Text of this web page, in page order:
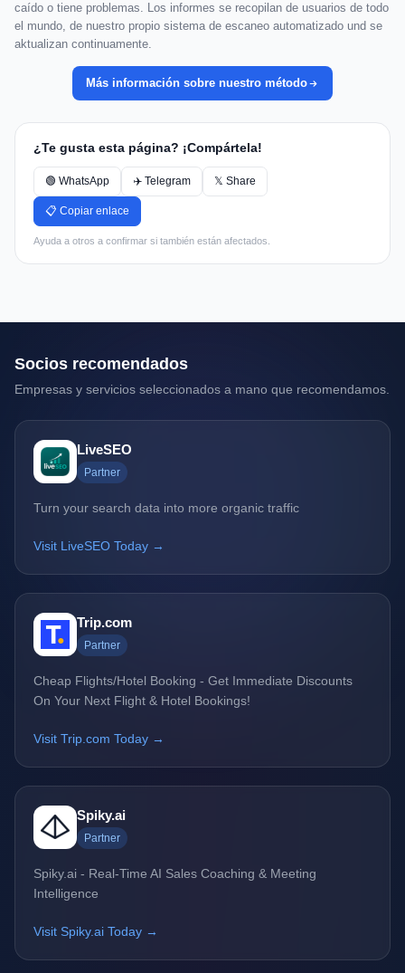
caído o tiene problemas. Los informes se recopilan de usuarios de todo
el mundo, de nuestro propio sistema de escaneo automatizado und se
aktualizan continuamente.
Más información sobre nuestro método
¿Te gusta esta página? ¡Compártela!
🟢 WhatsApp ✈️ Telegram 𝕏 Share
📋 Copiar enlace
Ayuda a otros a confirmar si también están afectados.
Socios recomendados
Empresas y servicios seleccionados a mano que recomendamos.
LiveSEO
Partner
Turn your search data into more organic traffic
Visit LiveSEO Today →
Trip.com
Partner
Cheap Flights/Hotel Booking - Get Immediate Discounts
On Your Next Flight & Hotel Bookings!
Visit Trip.com Today →
Spiky.ai
Partner
Spiky.ai - Real-Time AI Sales Coaching & Meeting
Intelligence
Visit Spiky.ai Today →